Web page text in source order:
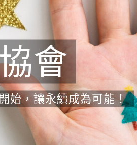
會
始，讓永續成為可能！